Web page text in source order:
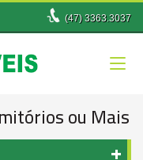
(47)3363.3037
ou Mais